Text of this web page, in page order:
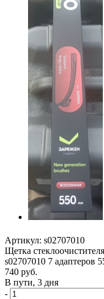
Артикул: s02707010
Щетка
s02707010 7 адаптеров
740 руб.
В пути, 3 дня
-